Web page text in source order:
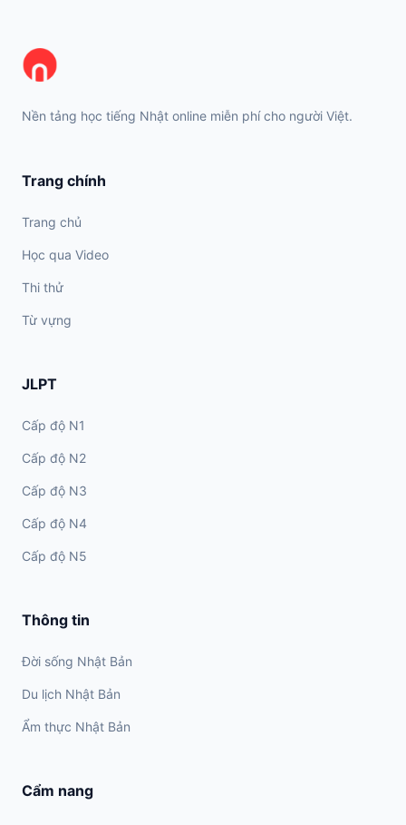
Nền tảng học tiếng Nhật online miễn phí cho người Việt.
Trang chính
Trang chủ
Học qua Video
Thi thử
Từ vựng
JLPT
Cấp độ N1
Cấp độ N2
Cấp độ N3
Cấp độ N4
Cấp độ N5
Thông tin
Đời sống Nhật Bản
Du lịch Nhật Bản
Ẩm thực Nhật Bản
Cẩm nang